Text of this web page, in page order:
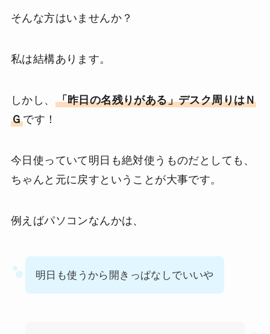
そんな方はいませんか？
私は結構あります。
しかし、 「昨日の名残りがある」デスク周りはＮ
Ｇです！
今日使っていて明日も絶対使うものだとしても、
ちゃんと元に戻すということが大事です。
例えばパソコンなんかは、
明日も使うから開きっぱなしでいいや